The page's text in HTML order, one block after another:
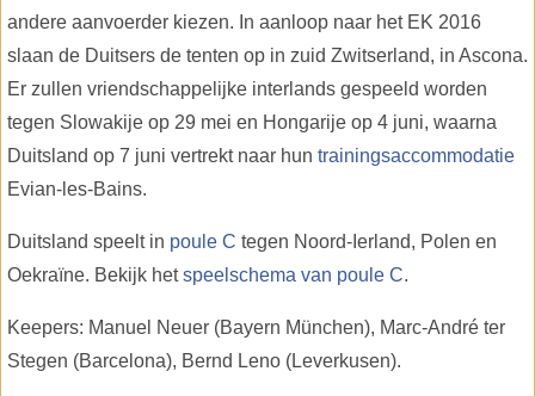
andere aanvoerder kiezen. In aanloop naar het EK 2016
slaan de Duitsers de tenten op in zuid Zwitserland, in Ascona.
Er zullen vriendschappelijke interlands gespeeld worden
tegen Slowakije op 29 mei en Hongarije op 4 juni, waarna
Duitsland op 7 juni vertrekt naar hun trainingsaccommodatie
Evian-les-Bains.
Duitsland speelt in poule C tegen Noord-Ierland, Polen en
Oekraïne. Bekijk hetspeelschema van poule C.
Keepers: Manuel Neuer (Bayern München), Marc-André ter
Stegen (Barcelona), Bernd Leno (Leverkusen).